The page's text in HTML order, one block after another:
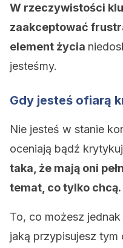
W rzeczywistości
zaakceptować
element życia
jesteśmy.
Gdy jesteś ofiarą
Nie jesteś w stanie
oceniają bądź
taka, że mają oni
temat, co tylko chcą.
To, co możesz
jaką przypisujesz